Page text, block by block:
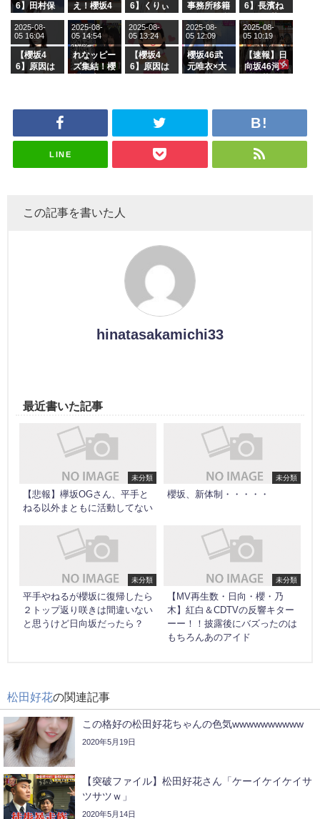
6】田村保
ージを脱い
でいた理由
え！櫻坂4
グル『Mak
e or Brea
k』オフィ
シャルグッ
ズ絶賛販売
6】くりぃ
の2人を手
玉に取る大
沼晶保【く
りぃむナン
タラ】
事務所移籍
属を発表
6】長濱ね
ら移籍しフ
ラーム所属
に。これで
事務所に所
属している
がこちら
【櫻坂4
6】原因は
ざわつかせ
2025-08-
05 16:04
れなッピー
ズ集結！櫻
「ラヴィッ
スタジオ出
2025-08-
05 14:54
【櫻坂4
6】原因は
ざわつかせ
2025-08-
05 13:24
櫻坂46武
元唯衣×大
さんに恐怖
ナンタラ】
2025-08-
05 12:09
【速報】日
向坂46河
2025-08-
05 10:19
LINE
この記事を書いた人
hinatasakamichi33
最近書いた記事
未分類
【悲報】欅坂OGさん、平手と
ねる以外まともに活動してない
未分類
櫻坂、新体制・・・・・
未分類
平手やねるが櫻坂に復帰したら
２トップ返り咲きは間違いない
と思うけど日向坂だったら？
未分類
【MV再生数・日向・櫻・乃
木】紅白＆CDTVの反響キター
ーー！！披露後にバズったのは
もちろんあのアイド
松田好花の関連記事
この格好の松田好花ちゃんの色気wwwwwwwwww
2020年5月19日
【突破ファイル】松田好花さん「ケーイケイケイサ
ツサツｗ」
2020年5月14日